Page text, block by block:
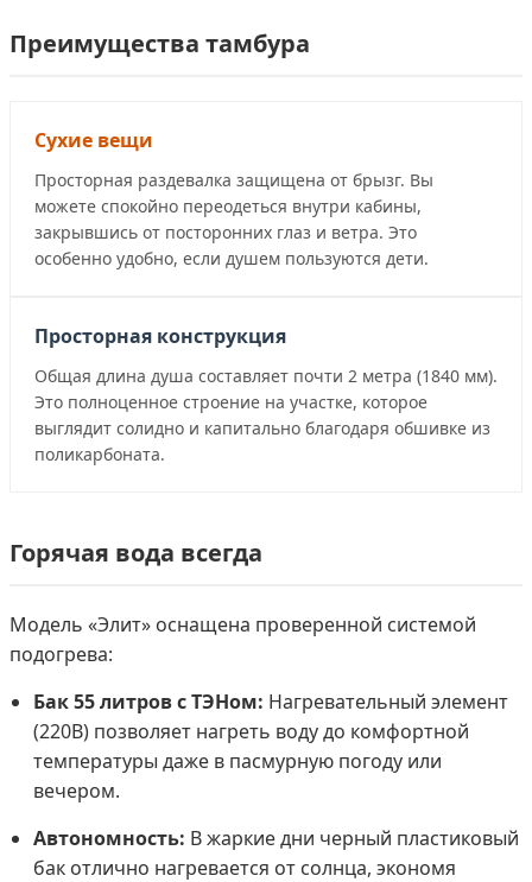
Преимущества тамбура
Сухие вещи
Просторная раздевалка защищена от брызг. Вы
можете спокойно переодеться внутри кабины,
закрывшись от посторонних глаз и ветра. Это
особенно удобно, если душем пользуются дети.
Просторная конструкция
Общая длина душа составляет почти 2 метра (1840 мм).
Это полноценное строение на участке, которое
выглядит солидно и капитально благодаря обшивке из
поликарбоната.
Горячая вода всегда
Модель «Элит» оснащена проверенной системой
подогрева:
Бак 55 литров с ТЭНом: Нагревательный элемент
(220В) позволяет нагреть воду до комфортной
температуры даже в пасмурную погоду или
вечером.
Автономность: В жаркие дни черный пластиковый
бак отлично нагревается от солнца, экономя